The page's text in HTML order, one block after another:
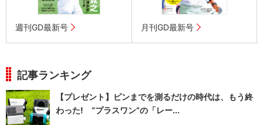
週刊GD最新号 月刊GD最新号
記事ランキング
【プレゼント】ピンまでを測るだけの時代は、もう終
わった! “プラスワン”の「レー...